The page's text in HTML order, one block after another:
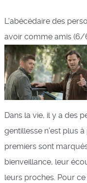
L'abécédaire des
avoir comme amis (6/
Dans la vie, il y a des
gentillesse n’est plus
premiers sont
bienveillance, leur
leurs proches. Pour